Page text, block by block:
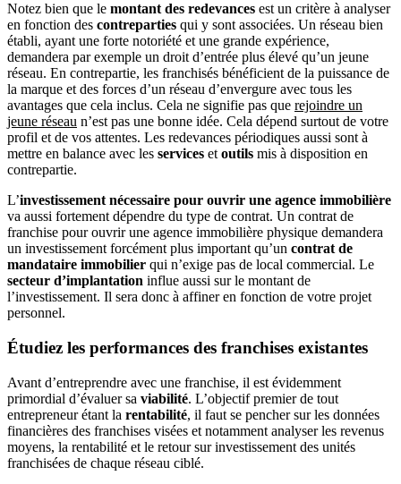
Notez bien que le montant des redevances est un critère à analyser
en fonction des contreparties qui y sont associées. Un réseau bien
établi, ayant une forte notoriété et une grande expérience,
demandera par exemple un droit d’entrée plus élevé qu’un jeune
réseau. En contrepartie, les franchisés bénéficient de la puissance de
la marque et des forces d’un réseau d’envergure avec tous les
avantages que cela inclus. Cela ne signifie pas que rejoindre un
jeune réseau n’est pas une bonne idée. Cela dépend surtout de votre
profil et de vos attentes. Les redevances périodiques aussi sont à
mettre en balance avec les services etoutils mis à disposition en
contrepartie.
L’investissement nécessaire pour ouvrir une agence immobilière
va aussi fortement dépendre du type de contrat. Un contrat de
franchise pour ouvrir une agence immobilière physique demandera
un investissement forcément plus important qu’un contrat de
mandataire immobilier qui n’exige pas de local commercial. Le
secteur d’implantation influe aussi sur le montant de
l’investissement. Il sera donc à affiner en fonction de votre projet
personnel.
Étudiez les performances des franchises existantes
Avant d’entreprendre avec une franchise, il est évidemment
primordial d’évaluer sa viabilité. L’objectif premier de tout
entrepreneur étant la rentabilité, il faut se pencher sur les données
financières des franchises visées et notamment analyser les revenus
moyens, la rentabilité et le retour sur investissement des unités
franchisées de chaque réseau ciblé.